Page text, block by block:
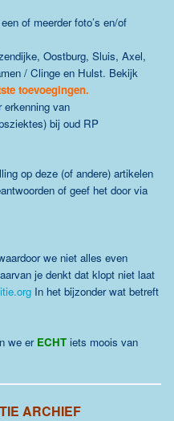
of meerder foto’s en/of
Oostburg, Sluis, Axel,
/ Clinge en Hulst. Bekijk
toevoegingen.
erkenning van
bij oud RP
op deze (of andere) artikelen
of geef het door via
we niet alles even
je denkt dat klopt niet laat
In het bijzonder wat betreft
we er ECHT iets moois van
ARCHIEF